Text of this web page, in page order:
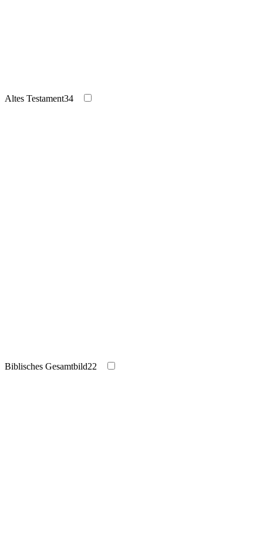
Altes Testament34
Biblisches Gesamtbild22